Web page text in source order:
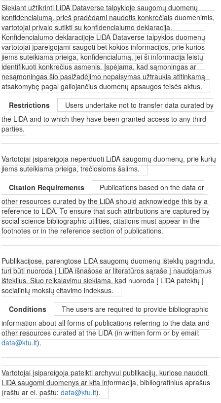
Siekiant užtikrinti LiDA Dataverse talpykloje saugomų duomenų
konfidencialumą, prieš pradėdami naudotis konkrečiais duomenimis,
vartotojai privalo sutikti su konfidencialumo deklaracija.
Konfidencialumo deklaracijoje LiDA Dataverse talpyklos duomenų
vartotojai įpareigojami saugoti bet kokios informacijos, prie kurios
jiems suteikiama prieiga, konfidencialumą, jei ši informacija leistų
identifikuoti konkrečius asmenis. Įspėjama, kad sąmoningas ar
nesąmoningas šio pasižadėjimo nepaisymas užtraukia atitinkamą
atsakomybę pagal galiojančius duomenų apsaugos teisės aktus.
Restrictions
Users undertake not to transfer data curated by
the LiDA and to which they have been granted access to any third
parties.
Vartotojai įsipareigoja neperduoti LiDA saugomų duomenų, prie kurių
jiems suteikiama prieiga, trečiosioms šalims.
Citation Requirements
Publications based on the data or
other resources curated by the LiDA should acknowledge this by a
reference to LiDA. To ensure that such attributions are captured by
social science bibliographic utilities, citations must appear in the
footnotes or in the reference section of publications.
Publikacijose, parengtose LiDA saugomų duomenų išteklių pagrindu,
turi būti nuoroda į LiDA išnašose ar literatūros sąraše į naudojamus
išteklius. Šiuo reikalavimu siekiama, kad nuoroda į LiDA patektų į
socialinių mokslų citavimo indeksus.
Conditions
The users are required to provide bibliographic
information about all forms of publications referring to the data and
other resources curated at the LiDA (in written form or by email:
data@ktu.lt).
Vartotojai įsipareigoja pateikti archyvui publikacijų, kuriose naudoti
LiDA saugomi duomenys ar kita informacija, bibliografinius aprašus
(raštu ar el. paštu:data@ktu.lt).